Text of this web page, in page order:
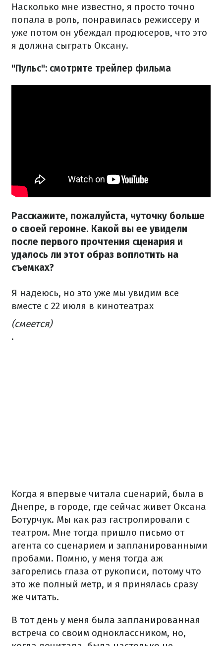
Насколько мне известно, я просто точно
попала в роль, понравилась режиссеру и
уже потом он убеждал продюсеров, что это
я должна сыграть Оксану.
"Пульс": смотрите трейлер фильма
Расскажите, пожалуйста, чуточку больше
о своей героине. Какой вы ее увидели
после первого прочтения сценария и
удалось ли этот образ воплотить на
съемках?
Я надеюсь, но это уже мы увидим все
вместе с 22 июля в кинотеатрах
(смеется)
.
Когда я впервые читала сценарий, была в
Днепре, в городе, где сейчас живет Оксана
Ботурчук. Мы как раз гастролировали с
театром. Мне тогда пришло письмо от
агента со сценарием и запланированными
пробами. Помню, у меня тогда аж
загорелись глаза от рукописи, потому что
это же полный метр, и я принялась сразу
же читать.
В тот день у меня была запланированная
встреча со своим одноклассником, но,